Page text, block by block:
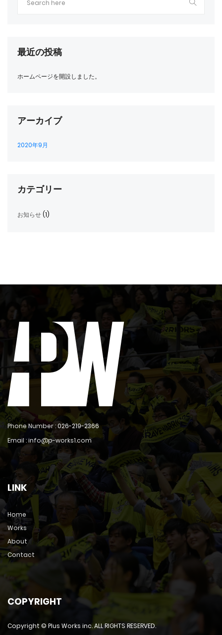
最近の投稿
ホームページを開設しました。
アーカイブ
2020年9月
カテゴリー
お知らせ(1)
Phone Number :026-219-2366
Email : info@p-works1.com
LINK
Home
Works
About
Contact
COPYRIGHT
Copyright © Plus Works inc. ALL RIGHTS RESERVED.